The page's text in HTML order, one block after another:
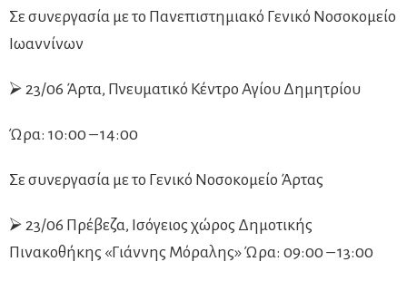
Σε συνεργασία με το Πανεπιστημιακό Γενικό Νοσοκομείο
Ιωαννίνων
⮚ 23/06 Άρτα, Πνευματικό Κέντρο Αγίου Δημητρίου
Ώρα: 10:00 – 14:00
Σε συνεργασία με το Γενικό Νοσοκομείο Άρτας
⮚ 23/06 Πρέβεζα, Ισόγειος χώρος Δημοτικής
Πινακοθήκης «Γιάννης Μόραλης» Ώρα: 09:00 – 13:00